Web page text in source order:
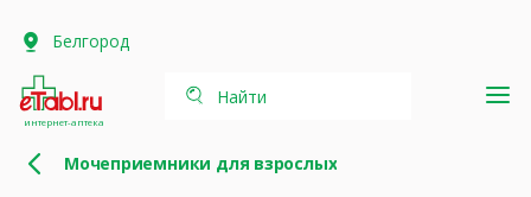
Белгород
интернет-аптека
Найти
Мочеприемники для взрослых